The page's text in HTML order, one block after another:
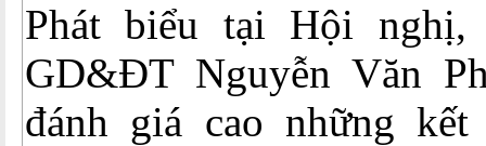
Phát biểu tại Hội
GD&ĐT Nguyễn Văn
đánh giá cao những kết